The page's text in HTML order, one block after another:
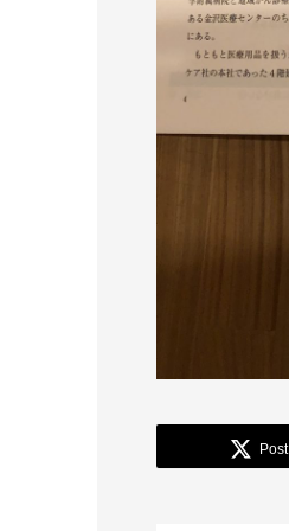
Post